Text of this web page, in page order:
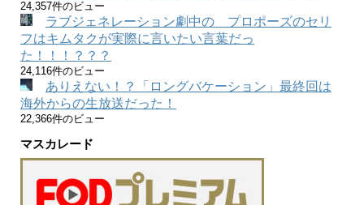
24,357件のビュー
ラブジェネレーション劇中の プロポーズのセリ
フはキムタクが実際に言いたい言葉だっ
た！！！？？？
24,116件のビュー
ありえない！？「ロングバケーション」最終回は
海外からの生放送だった！
22,366件のビュー
マスカレード